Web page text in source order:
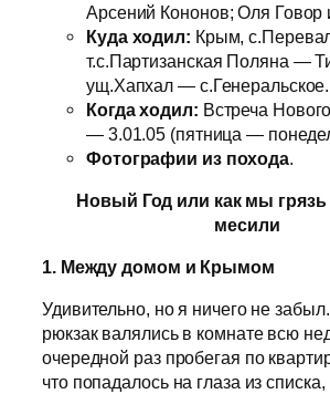
Арсений Кононов; Оля Говор
Куда ходил: Крым,
т.с.Партизанская Поляна —
ущ.Хапхал — с.Генеральское.
Когда ходил: Встреча
— 3.01.05 (пятница —
Фотографии из похода
Новый Год или как мы грязь
месили
1. Между домом и Крымом
Удивительно, но я ничего не
рюкзак валялись в комнате всю
очередной раз пробегая по
что попадалось на глаза из